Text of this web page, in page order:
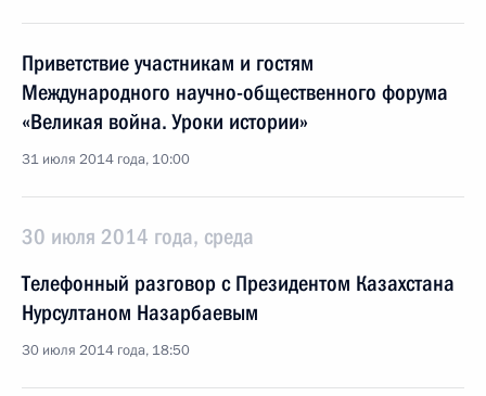
Приветствие участникам и гостям
Международного научно-общественного форума
«Великая война. Уроки истории»
31 июля 2014 года, 10:00
30 июля 2014 года, среда
Телефонный разговор с Президентом Казахстана
Нурсултаном Назарбаевым
30 июля 2014 года, 18:50